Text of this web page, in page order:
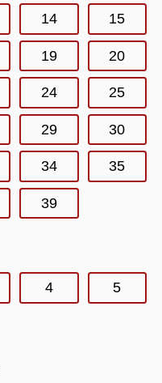
14 15
19 20
24 25
29 30
34 35
39
4 5